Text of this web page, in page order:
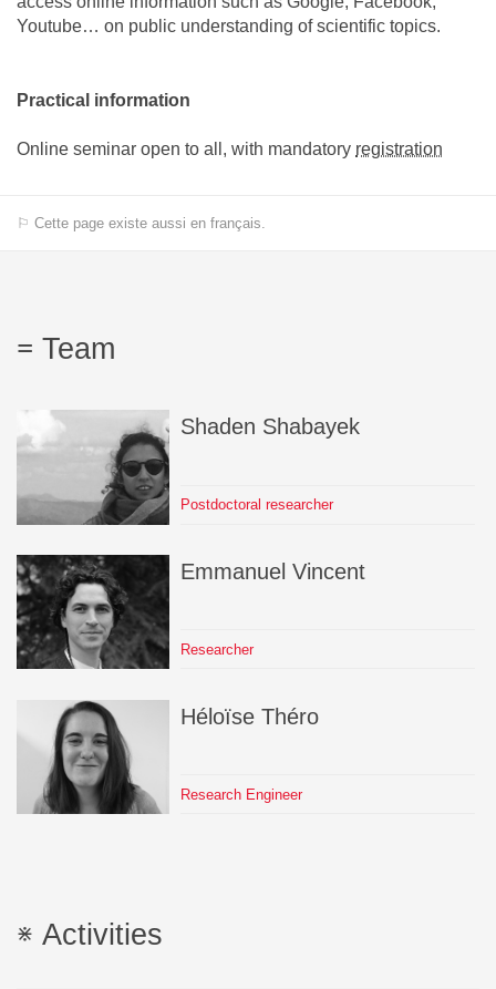
Youtube… on public understanding of scientific topics.
Practical information
Online seminar open to all, with mandatory registration
⚐ Cette page existe aussi en français.
Team
Shaden Shabayek
Postdoctoral researcher
Emmanuel Vincent
Researcher
Héloïse Théro
Research Engineer
Activities